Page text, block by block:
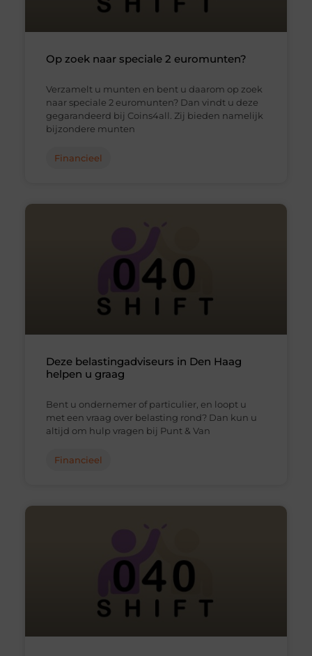
Op zoek naar speciale 2 euromunten?
Verzamelt u munten en bent u daarom op zoek
naar speciale 2 euromunten? Dan vindt u deze
gegarandeerd bij Coins4all. Zij bieden namelijk
bijzondere munten
Financieel
Deze belastingadviseurs in Den Haag
helpen u graag
Bent u ondernemer of particulier, en loopt u
met een vraag over belasting rond? Dan kun u
altijd om hulp vragen bij Punt & Van
Financieel